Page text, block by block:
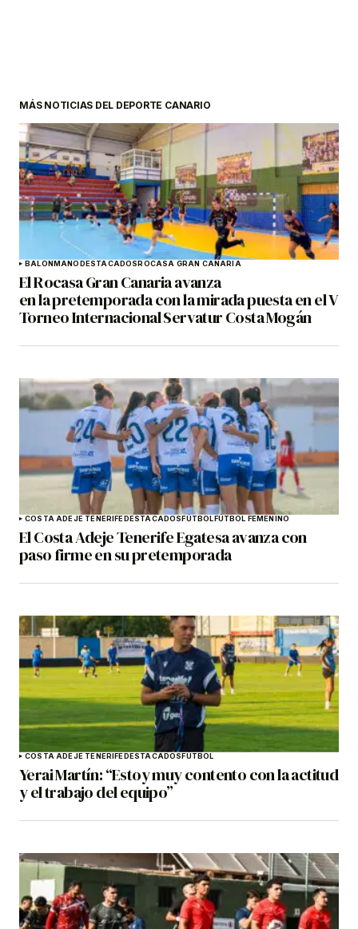
MÁS NOTICIAS DEL DEPORTE CANARIO
BALONMANODESTACADOSROCASA GRAN CANARIA
El Rocasa Gran Canaria avanza
en la pretemporada con la mirada puesta en el V
Torneo Internacional Servatur Costa Mogán
COSTA ADEJE TENERIFEDESTACADOSFÚTBOLFÚTBOL FEMENINO
El Costa Adeje Tenerife Egatesa avanza con
paso firme en su pretemporada
COSTA ADEJE TENERIFEDESTACADOSFÚTBOL
Yerai Martín: “Estoy muy contento con la actitud
y el trabajo del equipo”